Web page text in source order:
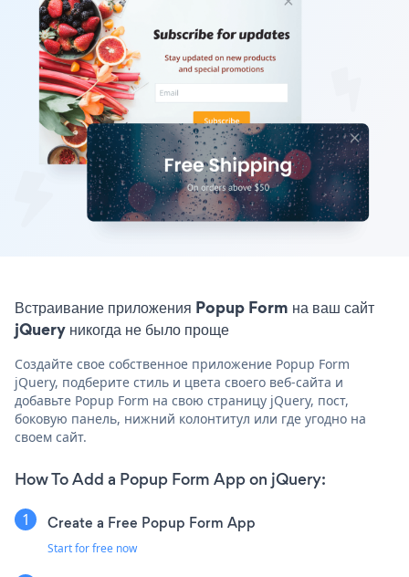
Встраивание приложения Popup Form на ваш сайт
jQuery никогда не было проще
Создайте свое собственное приложение Popup Form
jQuery, подберите стиль и цвета своего веб-сайта и
добавьте Popup Form на свою страницу jQuery, пост,
боковую панель, нижний колонтитул или где угодно на
своем сайт.
How To Add a Popup Form App on jQuery:
Create a Free Popup Form App
Start for free now